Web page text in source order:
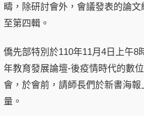
疇，除研討會外，會議發表的論
至第四輯。
僑先部特別於110年11月4日上午8
年教育發展論壇-後疫情時代的數
會，於會前，請師長們於新書海
量。